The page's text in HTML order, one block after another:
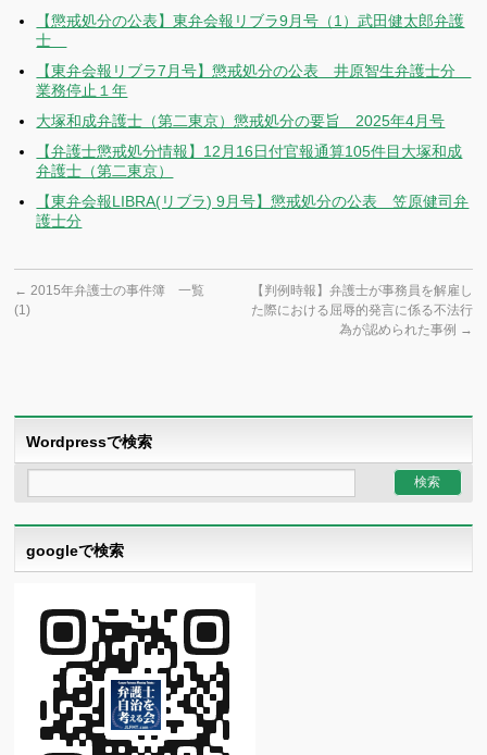
【懲戒処分の公表】東弁会報リブラ9月号（1）武田健太郎弁護
士
【東弁会報リブラ7月号】懲戒処分の公表 井原智生弁護士分
業務停止１年
大塚和成弁護士（第二東京）懲戒処分の要旨 2025年4月号
【弁護士懲戒処分情報】12月16日付官報通算105件目大塚和成
弁護士（第二東京）
【東弁会報LIBRA(リブラ) 9月号】懲戒処分の公表 笠原健司弁
護士分
← 2015年弁護士の事件簿 一覧
(1)
【判例時報】弁護士が事務員を解雇し
た際における屈辱的発言に係る不法行
為が認められた事例 →
Wordpressで検索
googleで検索